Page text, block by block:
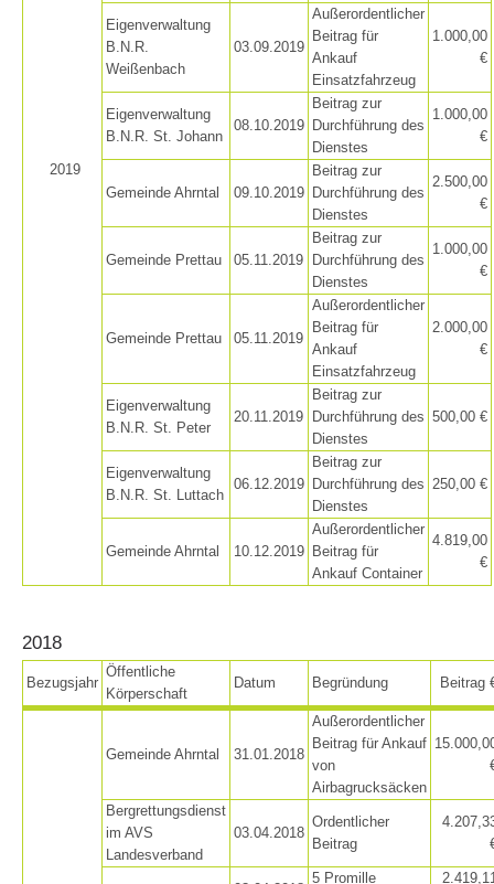
Helfer vor Ort
2019
Eigenverwaltung
B.N.R.
Weißenbach
03.09.2019
Außerordentlicher
Beitrag für
Ankauf
Einsatzfahrzeug
1.000,00
€
Eigenverwaltung
B.N.R. St. Johann
08.10.2019
Beitrag zur
Durchführung des
Dienstes
1.000,00
€
Gemeinde Ahrntal 09.10.2019
Beitrag zur
Durchführung des
Dienstes
2.500,00
€
Gemeinde Prettau 05.11.2019
Beitrag zur
Durchführung des
Dienstes
1.000,00
€
Gemeinde Prettau 05.11.2019
Außerordentlicher
Beitrag für
Ankauf
Einsatzfahrzeug
2.000,00
€
Eigenverwaltung
B.N.R. St. Peter
20.11.2019
Beitrag zur
Durchführung des
Dienstes
500,00 €
Eigenverwaltung
B.N.R. St. Luttach
06.12.2019
Beitrag zur
Durchführung des
Dienstes
250,00 €
Gemeinde Ahrntal 10.12.2019
Außerordentlicher
Beitrag für
Ankauf Container
4.819,00
€
2018
Bezugsjahr
Öffentliche
Körperschaft
Datum Begründung Beitrag
Gemeinde Ahrntal 31.01.2018
Außerordentlicher
Beitrag für Ankauf
von
Airbagrucksäcken
Bergrettungsdienst
im AVS
Landesverband
03.04.2018
Ordentlicher
Beitrag
5 Promille